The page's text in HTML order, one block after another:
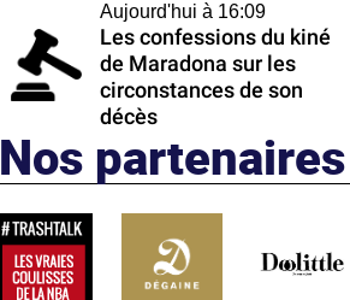
Aujourd'hui à 16:09
Les confessions du kiné
de Maradona sur les
circonstances de son
décès
Nos partenaires